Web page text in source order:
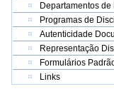
Departamentos de
Programas de
Autenticidade
Representação
Formulários
Links